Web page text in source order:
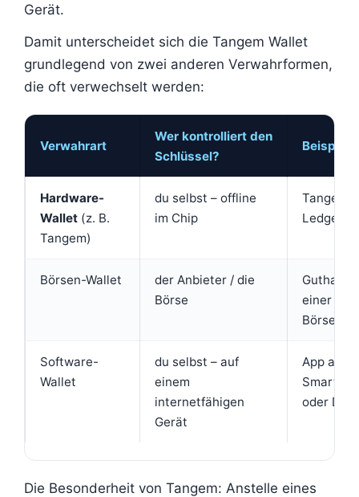
Gerät.
Damit unterscheidet sich die Tangem Wallet
grundlegend von zwei anderen Verwahrformen,
die oft verwechselt werden:
Verwahrart
Wer kontrolliert den
Schlüssel?
Beispiel
Hardware-
Wallet (z. B.
Tangem)
du selbst – offline
im Chip
Tangem-
Ledger,
Börsen-Wallet
der Anbieter / die
Börse
einer
Börse
Software-
Wallet
du selbst – auf
einem
internetfähigen
Gerät
App auf
oder
Die Besonderheit von Tangem: Anstelle eines